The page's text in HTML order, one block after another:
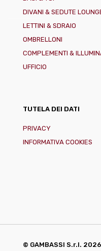
DIVANI & SEDUTE
LETTINI & SDRAIO
OMBRELLONI
COMPLEMENTI &
UFFICIO
TUTELA DEI DATI
PRIVACY
INFORMATIVA COOKIES
© GAMBASSI S.r.l. 2026